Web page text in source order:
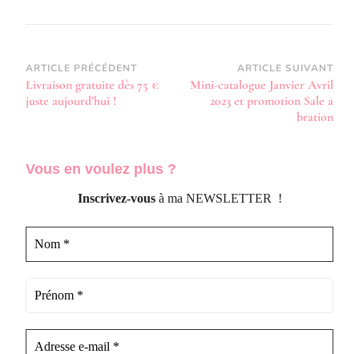
Navigation
d’article
ARTICLE PRÉCÉDENT
Livraison gratuite dès 75 €
juste aujourd’hui !
ARTICLE SUIVANT
Mini-catalogue Janvier Avril
2023 et promotion Sale a
bration
Vous en voulez plus ?
Inscrivez-vousà ma NEWSLETTER !